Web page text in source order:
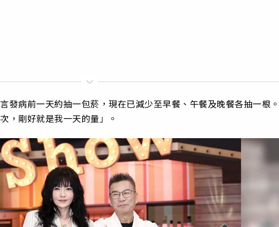
發病前一天約抽一包菸，現在已減少至早餐、午餐及晚餐各抽一根
，剛好就是我一天的量」。